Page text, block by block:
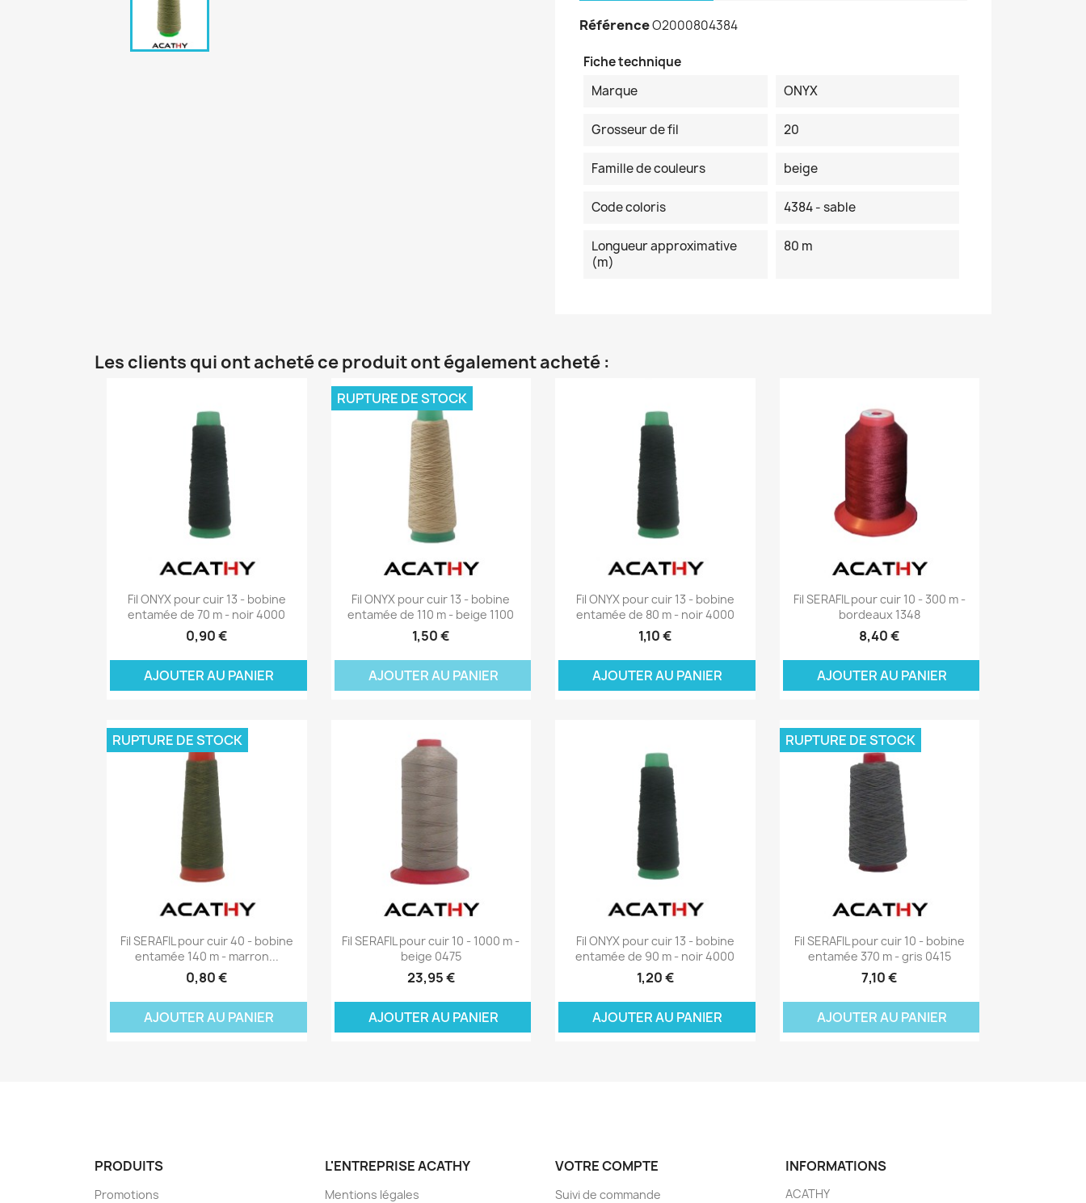
RéférenceO2000804384
Fiche technique
Marque
ONYX
Grosseur de fil 20
Famille de couleurs beige
Code coloris 4384 - sable
Longueur approximative
(m)
80 m
Les clients qui ont acheté ce produit ont également acheté :
Aperçu rapide
Fil ONYX pour cuir 13 - bobine
entamée de 70 m - noir 4000
0,90 €
AJOUTER AU PANIER
Aperçu rapide
Fil ONYX pour cuir 13 - bobine
entamée de 110 m - beige 1100
1,50 €
AJOUTER AU PANIER
RUPTURE DE STOCK
Aperçu rapide
Fil ONYX pour cuir 13 - bobine
entamée de 80 m - noir 4000
1,10 €
AJOUTER AU PANIER
Aperçu rapide
Fil SERAFIL pour cuir 10 - 300 m -
bordeaux 1348
8,40 €
AJOUTER AU PANIER
Aperçu rapide
Fil SERAFIL pour cuir 40 - bobine
entamée 140 m - marron...
0,80 €
AJOUTER AU PANIER
RUPTURE DE STOCK
 Aperçu rapide
Fil SERAFIL pour cuir 10 - 1000 m -
beige 0475
23,95 €
AJOUTER AU PANIER
Aperçu rapide
Fil ONYX pour cuir 13 - bobine
entamée de 90 m - noir 4000
1,20 €
AJOUTER AU PANIER
Aperçu rapide
Fil SERAFIL pour cuir 10 - bobine
entamée 370 m - gris 0415
7,10 €
AJOUTER AU PANIER
RUPTURE DE STOCK
PRODUITS
Promotions
L'ENTREPRISE ACATHY
Mentions légales
VOTRE COMPTE
Suivi de commande
INFORMATIONS
ACATHY